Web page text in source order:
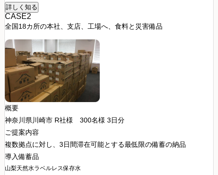
詳しく知る
CASE2
全国18カ所の本社、支店、工場へ、食料と災害備品
概要
神奈川県川崎市 R社様 300名様 3日分
ご提案内容
複数拠点に対し、3日間滞在可能とする最低限の備蓄の納品
導入備蓄品
山梨天然水ラベルレス保存水